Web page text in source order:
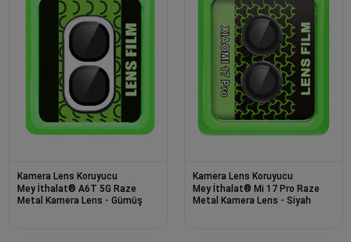
Kamera Lens Koruyucu
Mey İthalat® A6T 5G Raze
Metal Kamera Lens - Gümüş
Kamera Lens Koruyucu
Mey İthalat® Mi 17 Pro Raze
Metal Kamera Lens - Siyah